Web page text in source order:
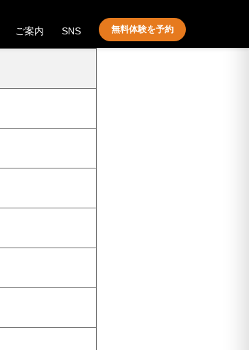
ご案内 SNS 無料体験を予約